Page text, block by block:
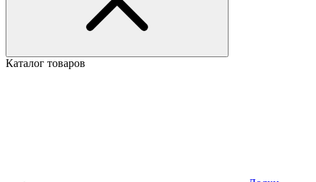
Каталог товаров